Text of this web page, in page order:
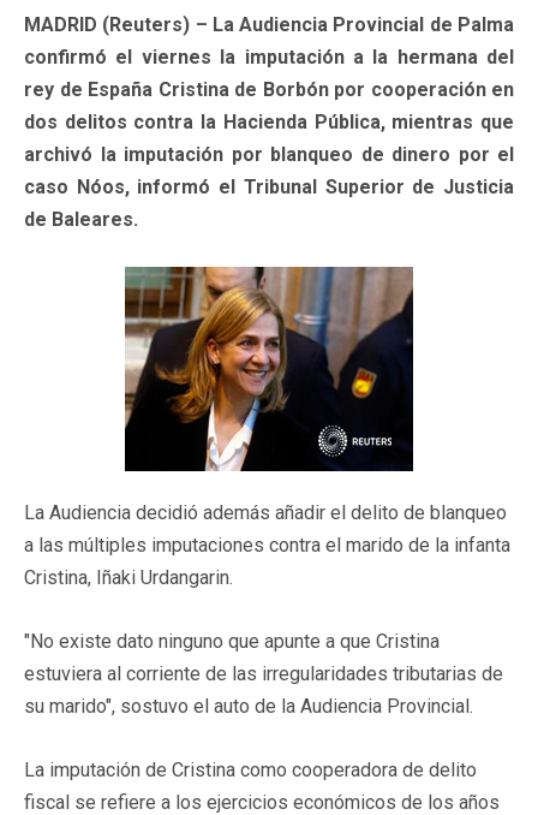
MADRID (Reuters) – La Audiencia Provincial de Palma
confirmó el viernes la imputación a la hermana del
rey de España Cristina de Borbón por cooperación en
dos delitos contra la Hacienda Pública, mientras que
archivó la imputación por blanqueo de dinero por el
caso Nóos, informó el Tribunal Superior de Justicia
de Baleares.
La Audiencia decidió además añadir el delito de blanqueo
a las múltiples imputaciones contra el marido de la infanta
Cristina, Iñaki Urdangarin.
"No existe dato ninguno que apunte a que Cristina
estuviera al corriente de las irregularidades tributarias de
su marido", sostuvo el auto de la Audiencia Provincial.
La imputación de Cristina como cooperadora de delito
fiscal se refiere a los ejercicios económicos de los años